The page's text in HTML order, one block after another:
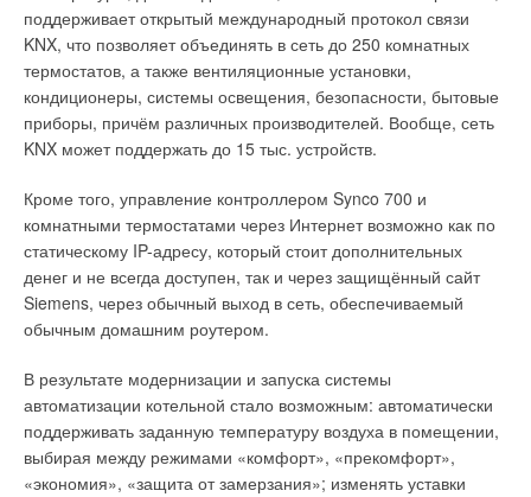
поддерживает открытый международный протокол связи
KNX, что позволяет объединять в сеть до 250 комнатных
термостатов, а также вентиляционные установки,
кондиционеры, системы освещения, безопасности, бытовые
приборы, причём различных производителей. Вообще, сеть
KNX может поддержать до 15 тыс. устройств.
Кроме того, управление контроллером Synco 700 и
комнатными термостатами через Интернет возможно как по
статическому IP-адресу, который стоит дополнительных
денег и не всегда доступен, так и через защищённый сайт
Siemens, через обычный выход в сеть, обеспечиваемый
обычным домашним роутером.
В результате модернизации и запуска системы
автоматизации котельной стало возможным: автоматически
поддерживать заданную температуру воздуха в помещении,
выбирая между режимами «комфорт», «прекомфорт»,
«экономия», «защита от замерзания»; изменять уставки
оптимизировать настройки отопительной системы.
Конфигурация котельной EVOLUTION Visio — это гарантия
безостановочной работы, которую обеспечивает система Eco
Radio System Visio: для этого достаточно просто
запрограммировать другой котёл как ведущий.
Котельная EVOLUTION Visio обеспечивает
высокий КПД на всех этапах работы. Отметим,
что все контуры отопления такой котельной
независимы. К важным особенностям
котельной от Frisquet относится также
модуляция мощности отопления от 0 до 100 %
Говоря о преимуществах котельной от Frisquet, нельзя не
отметить высокую чистоту воздуха и экономию энергии. Все
котлы EVOLUTION оснащены горелкой FlatFire (фото 2), чьё
качество горения позволяет достигать самых низких
выбросов оксидов азота ^Ох), которые, как известно, наносят
С этой целью в НИЛ ТЭСУ УлГТУ создан ряд технологий
работы комбинированных теплофикационных систем с
централизованными основными и автономными пиковыми
теплоисточниками, которые позволяют при необходимости
гидравлически изолировать местные системы
Схемы таких комбинированных теплофикационных систем
представлены на рис. 2 и 3. Данная технология может
применяться, как в отдельных кварталах систем
теплоснабжения, так и непосредственно в домах у
Ваш E-mail *
Текст комментария